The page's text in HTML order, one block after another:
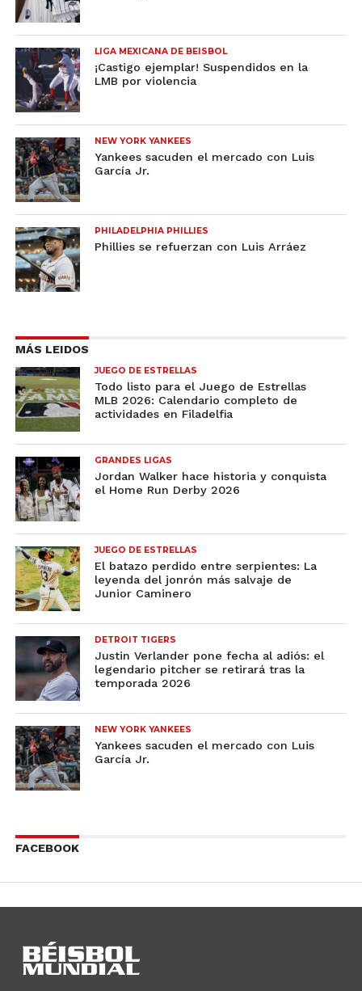
LIGA MEXICANA DE BEISBOL
¡Castigo ejemplar! Suspendidos en la
LMB por violencia
NEW YORK YANKEES
Yankees sacuden el mercado con Luis
García Jr.
PHILADELPHIA PHILLIES
Phillies se refuerzan con Luis Arráez
MÁS LEIDOS
JUEGO DE ESTRELLAS
Todo listo para el Juego de Estrellas
MLB 2026: Calendario completo de
actividades en Filadelfia
GRANDES LIGAS
Jordan Walker hace historia y conquista
el Home Run Derby 2026
JUEGO DE ESTRELLAS
El batazo perdido entre serpientes: La
leyenda del jonrón más salvaje de
Junior Caminero
DETROIT TIGERS
Justin Verlander pone fecha al adiós: el
legendario pitcher se retirará tras la
temporada 2026
NEW YORK YANKEES
Yankees sacuden el mercado con Luis
García Jr.
FACEBOOK